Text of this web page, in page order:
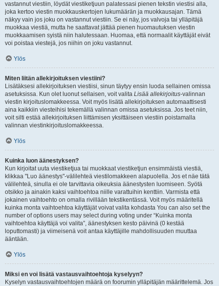
vastannut viestiin, löydät viestiketjuun palatessasi pienen tekstin viestisi alla,
joka kertoo viestin muokkauskertojen lukumäärän ja muokkausajan. Tämä
näkyy vain jos joku on vastannut viestiin. Se ei näy, jos valvoja tai ylläpitäjä
muokkaa viestiä, mutta he saattavat jättää pienen huomautuksen viestin
muokkaamisen syistä niin halutessaan. Huomaa, että normaalit käyttäjät eivät
voi poistaa viestejä, jos niihin on joku vastannut.
Ylös
Miten liitän allekirjoituksen viestiini?
Lisätäksesi allekirjoituksen viestiisi, sinun täytyy ensin luoda sellainen omissa
asetuksissa. Kun olet luonut sellaisen, voit valita Lisää allekirjoitus-valinnan
viestin kirjoituslomakkeessa. Voit myös lisätä allekirjoituksen automaattisesti
aina kaikkiin viesteihisi tekemällä valinnan omissa asetuksissa. Jos teet niin,
voit silti estää allekirjoituksen liittämisen yksittäiseen viestiin poistamalla
valinnan viestinkirjoituslomakkeessa.
Ylös
Kuinka luon äänestyksen?
Kun kirjoitat uuta viestiketjua tai muokkaat viestiketjun ensimmäistä viestiä,
klikkaa "Luo äänestys"-välilehteä viestilomakkeen alapuolella. Jos et näe tätä
välilehteä, sinulla ei ole tarvittavia oikeuksia äänestysten luomiseen. Syötä
otsikko ja ainakin kaksi vaihtoehtoa niille varattuihin kenttiin. Varmista että
jokainen vaihtoehto on omalla rivillään tekstikentässä. Voit myös määritellä
kuinka monta vaihtoehtoa käyttäjät voivat valita kohdasta You can also set the
number of options users may select during voting under “Kuinka monta
vaihtoehtoa käyttäjä voi valita”, äänestyksen kesto päivinä (0 kestää
loputtomasti) ja viimeisenä voit antaa käyttäjille mahdollisuuden muuttaa
ääntään.
Ylös
Miksi en voi lisätä vastausvaihtoehtoja kyselyyn?
Kyselyn vastausvaihtoehtojen määrä on foorumin ylläpitäjän määrittelemä. Jos